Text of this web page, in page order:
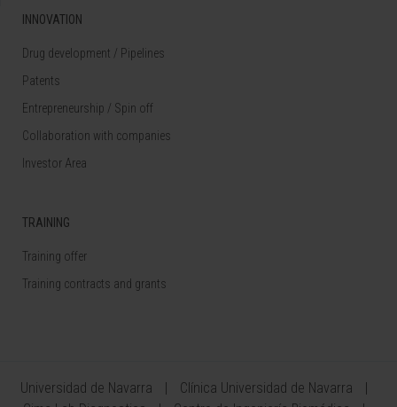
INNOVATION
Drug development / Pipelines
Patents
Entrepreneurship / Spin off
Collaboration with companies
Investor Area
TRAINING
Training offer
Training contracts and grants
Universidad de Navarra
Clínica Universidad de Navarra